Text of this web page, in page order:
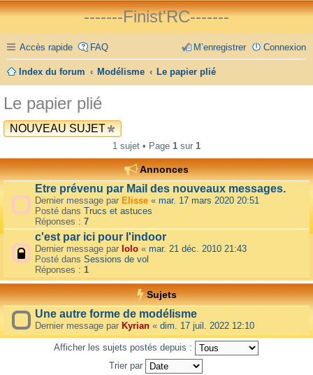
-------Finist'RC-------
Accès rapide FAQ Connexion
M’enregistrer
Index du forum Modélisme Le papier plié
Le papier plié
NOUVEAU SUJET
1 sujet • Page 1 sur 1
Annonces
Etre prévenu par Mail des nouveaux messages.
Dernier message par Elisse « mar. 17 mars 2020 20:51
Posté dans Trucs et astuces
Réponses : 7
c'est par ici pour l'indoor
Dernier message par lolo « mar. 21 déc. 2010 21:43
Posté dans Sessions de vol
Réponses : 1
Sujets
Une autre forme de modélisme
Dernier message par Kyrian « dim. 17 juil. 2022 12:10
Afficher les sujets postés depuis :
Trier par